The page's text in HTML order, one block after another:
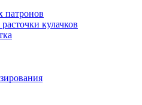
патронов
кулачков